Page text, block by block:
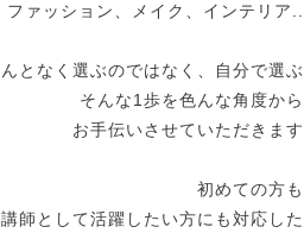
ファッション、メイク、インテリア..
となく選ぶのではなく、自分で選ぶ
そんな1歩を色んな角度から
お手伝いさせていただきます
初めての方も
師として活躍したい方にも対応した